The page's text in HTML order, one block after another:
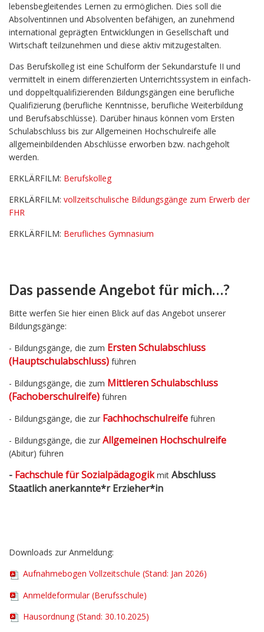
lebensbegleitendes Lernen zu ermöglichen. Dies soll die
Absolventinnen und Absolventen befähigen, an zunehmend
international geprägten Entwicklungen in Gesellschaft und
Wirtschaft teilzunehmen und diese aktiv mitzugestalten.
Das Berufskolleg ist eine Schulform der Sekundarstufe II und
vermittelt in einem differenzierten Unterrichtssystem in einfach-
und doppeltqualifizierenden Bildungsgängen eine berufliche
Qualifizierung (berufliche Kenntnisse, berufliche Weiterbildung
und Berufsabschlüsse). Darüber hinaus können vom Ersten
Schulabschluss bis zur Allgemeinen Hochschulreife alle
allgemeinbildenden Abschlüsse erworben bzw. nachgeholt
werden.
ERKLÄRFILM: Berufskolleg
ERKLÄRFILM: vollzeitschulische Bildungsgänge zum Erwerb der
FHR
ERKLÄRFILM: Berufliches Gymnasium
Das passende Angebot für mich…?
Bitte werfen Sie hier einen Blick auf das Angebot unserer
Bildungsgänge:
- Bildungsgänge, die zum Ersten Schulabschluss
(Hauptschulabschluss) führen
- Bildungsgänge, die zum Mittleren Schulabschluss
(Fachoberschulreife) führen
- Bildungsgänge, die zur Fachhochschulreife führen
- Bildungsgänge, die zur Allgemeinen Hochschulreife
(Abitur) führen
- Fachschule für Sozialpädagogikmit Abschluss
Staatlich anerkannte*r Erzieher*in
Downloads zur Anmeldung:
Aufnahmebogen Vollzeitschule (Stand: Jan 2026)
Anmeldeformular (Berufsschule)
Hausordnung (Stand: 30.10.2025)